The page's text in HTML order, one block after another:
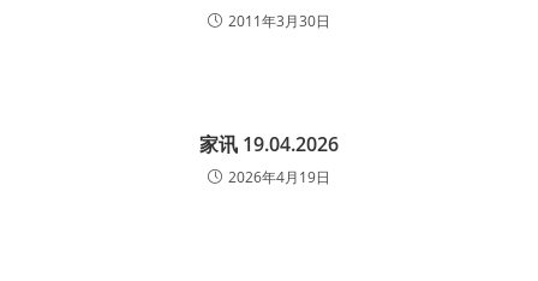
2011年3月30日
家讯 19.04.2026
2026年4月19日